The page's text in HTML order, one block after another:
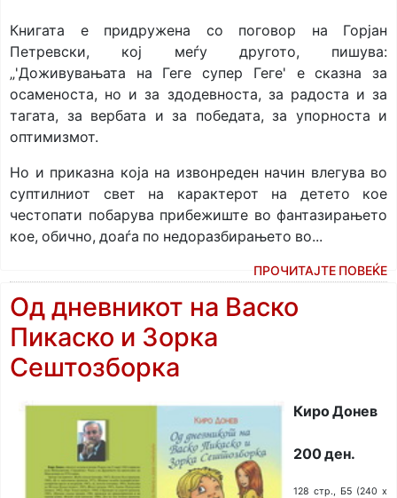
Книгата е придружена со поговор на Горјан
Петревски, кој меѓу другото, пишува:
„'Доживувањата на Геге супер Геге' е сказна за
осаменоста, но и за здодевноста, за радоста и за
тагата, за вербата и за победата, за упорноста и
оптимизмот.
Но и приказна која на извонреден начин влегува во
суптилниот свет на карактерот на детето кое
честопати побарува прибежиште во фантазирањето
кое, обично, доаѓа по недоразбирањето во...
ПРОЧИТАЈТЕ ПОВЕЌЕ
Од дневникот на Васко
Пикаско и Зорка
Сештозборка
Киро Донев
200 ден.
128 стр., Б5 (240 х